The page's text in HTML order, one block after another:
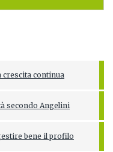
continua
secondo Angelini
bene il profilo